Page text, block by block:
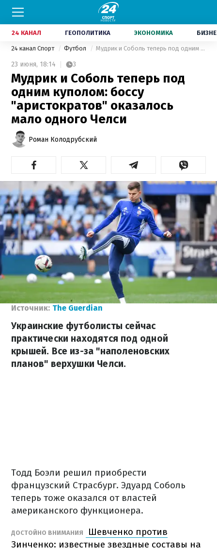
24 КАНАЛ ГЕОПОЛИТИКА ЭКОНОМИКА
24 канал Спорт Футбол Мудрик и Соболь теперь под одним куполом: боссу "аристократов" оказалось мало одного Челси
23 июня, 18:14 3
Мудрик и Соболь теперь под
одним куполом: боссу
"аристократов" оказалось
мало одного Челси
Роман Колодрубский
Источник: The Guerdian
Украинские футболисты сейчас
практически находятся под одной
крышей. Все из-за "наполеновских
планов" верхушки Челси.
Тодд Боэли решил приобрести
французский Страсбург. Эдуард Соболь
теперь тоже оказался от властей
американского функционера.
ДОСТОЙНО ВНИМАНИЯ
Шевченко против
Зинченко: известные звездные составы на